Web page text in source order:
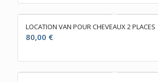
LOCATION VAN POUR CHEVEAUX 2 PLACES
80,00 €